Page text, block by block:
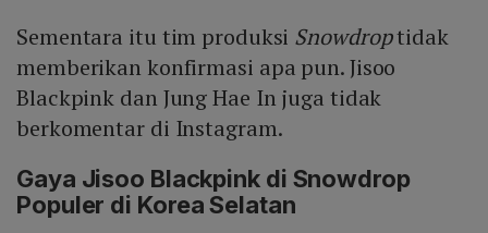
Sementara itu tim produksi Snowdroptidak
memberikan konfirmasi apa pun. Jisoo
Blackpink dan Jung Hae In juga tidak
berkomentar di Instagram.
Gaya Jisoo Blackpink di Snowdrop
Populer di Korea Selatan